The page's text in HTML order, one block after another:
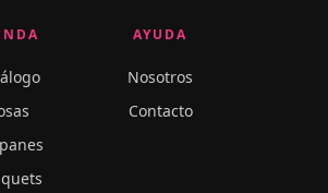
AYUDA
Nosotros
Contacto